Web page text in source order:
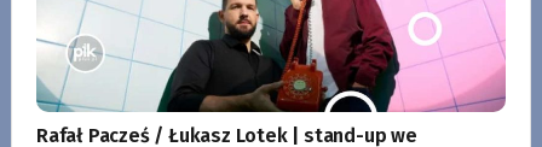
Rafał Pacześ / Łukasz Lotek | stand-up we